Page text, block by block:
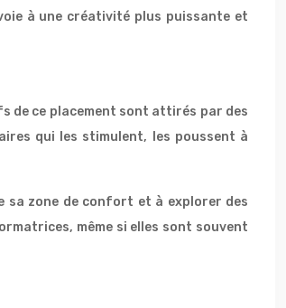
à une créativité plus puissante et
de ce placement sont attirés par des
qui les stimulent, les poussent à
sa zone de confort et à explorer des
même si elles sont souvent